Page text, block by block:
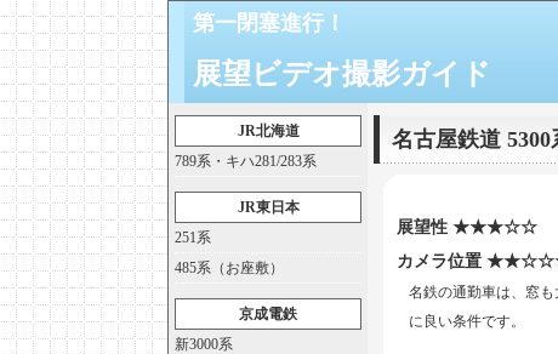
第一閉塞進行！
展望ビデオ撮影ガイド
JR北海道
789系・キハ281/283系
JR東日本
251系
485系（お座敷）
京成電鉄
新3000系
名古屋鉄道 5300
展望性 ★★★☆☆
カメラ位置
名鉄の通勤車は、窓
に良い条件です。